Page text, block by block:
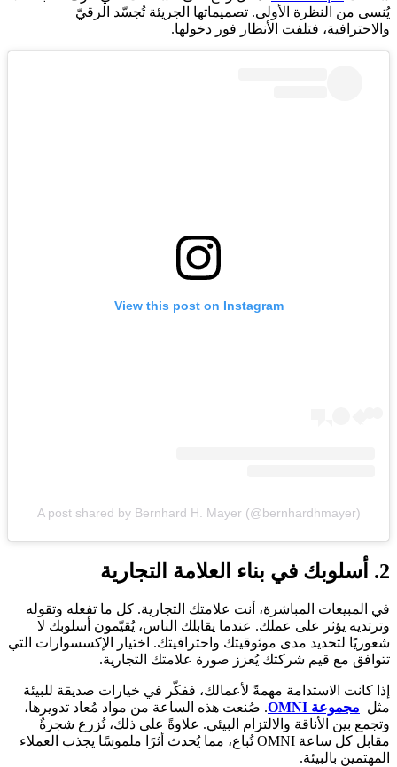
يُنسى من النظرة الأولى. تصميماتها الجريئة تُجسّد الرقيّ
والاحترافية، فتلفت الأنظار فور دخولها.
View this post on Instagram
A post shared by Bernhard H. Mayer (@bernhardhmayer)
2. أسلوبك في بناء العلامة التجارية
في المبيعات المباشرة، أنت علامتك التجارية. كل ما تفعله وتقوله
وترتديه يؤثر على عملك. عندما يقابلك الناس، يُقيّمون أسلوبك لا
شعوريًا لتحديد مدى موثوقيتك واحترافيتك. اختيار الإكسسوارات التي
تتوافق مع قيم شركتك يُعزز صورة علامتك التجارية.
إذا كانت الاستدامة مهمةً لأعمالك، ففكّر في خيارات صديقة للبيئة
مثل مجموعة OMNI
. صُنعت هذه الساعة من مواد مُعاد تدويرها،
وتجمع بين الأناقة والالتزام البيئي. علاوةً على ذلك، تُزرع شجرةٌ
مقابل كل ساعة OMNI تُباع، مما يُحدث أثرًا ملموسًا يجذب العملاء
المهتمين بالبيئة.